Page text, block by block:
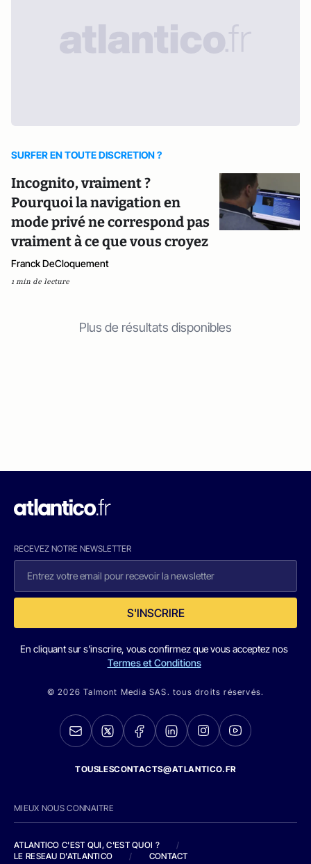
SURFER EN TOUTE DISCRETION ?
Incognito, vraiment ?
Pourquoi la navigation en
mode privé ne correspond pas
vraiment à ce que vous croyez
Franck DeCloquement
1 min de lecture
Plus de résultats disponibles
RECEVEZ NOTRE NEWSLETTER
S'INSCRIRE
En cliquant sur s'inscrire, vous confirmez que vous acceptez nos
Termes et Conditions
© 2026 Talmont Media SAS. tous droits réservés.
TOUSLESCONTACTS@ATLANTICO.FR
MIEUX NOUS CONNAITRE
ATLANTICO C'EST QUI, C'EST QUOI ?
/
LE RESEAU D'ATLANTICO
/ CONTACT